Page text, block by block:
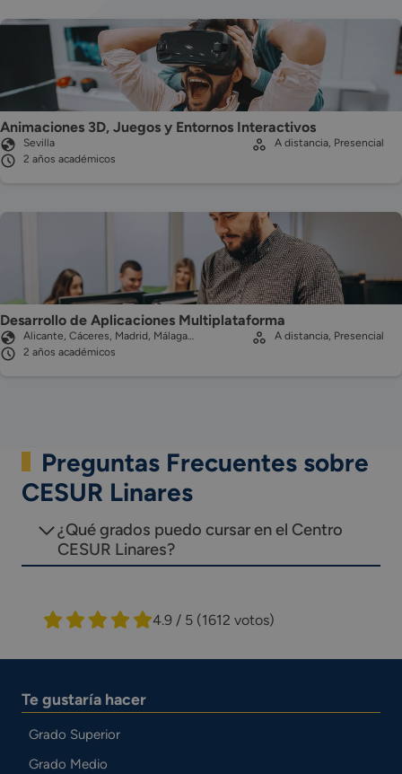
Animaciones 3D, Juegos y Entornos Interactivos
Sevilla
2 años académicos
A distancia, Presencial
Desarrollo de Aplicaciones Multiplataforma
Alicante, Cáceres, Madrid, Málaga…
2 años académicos
A distancia, Presencial
Preguntas Frecuentes sobre
CESUR Linares
¿Qué grados puedo cursar en el Centro
CESUR Linares?
4.9 / 5 (1612 votos)
Te gustaría hacer
Grado Superior
Grado Medio